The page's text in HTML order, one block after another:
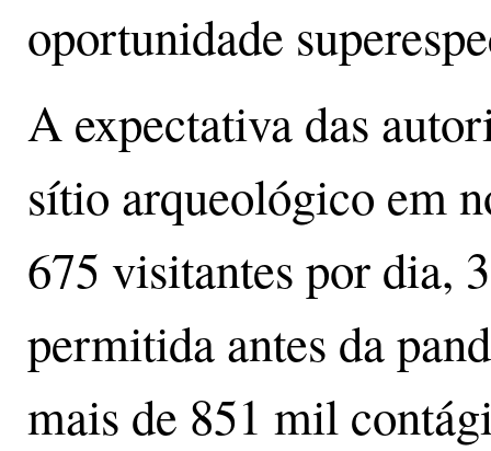
oportunidade
A expectativa das
sítio arqueológico em
675 visitantes por dia,
permitida antes da
mais de 851 mil